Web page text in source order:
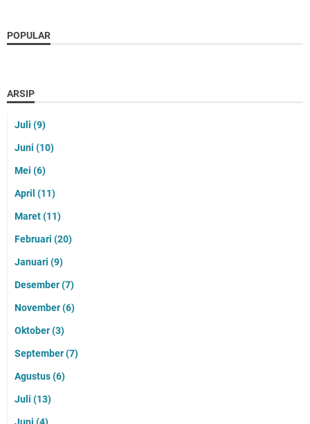
POPULAR
ARSIP
Juli (9)
Juni (10)
Mei (6)
April (11)
Maret(11)
Februari (20)
Januari (9)
Desember(7)
November(6)
Oktober(3)
September(7)
Agustus(6)
Juli (13)
Juni (4)